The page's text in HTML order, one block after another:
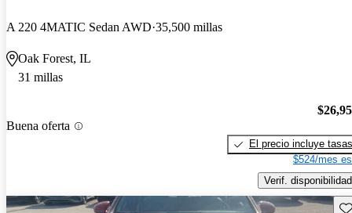
A 220 4MATIC Sedan AWD 35,500 millas
Oak Forest, IL
31 millas
Buena oferta
El precio incluye tasas
$524/mes
Verif. disponibilidad